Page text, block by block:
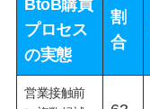
BtoB購買
プロセス
の実態
割
合
営業接触前